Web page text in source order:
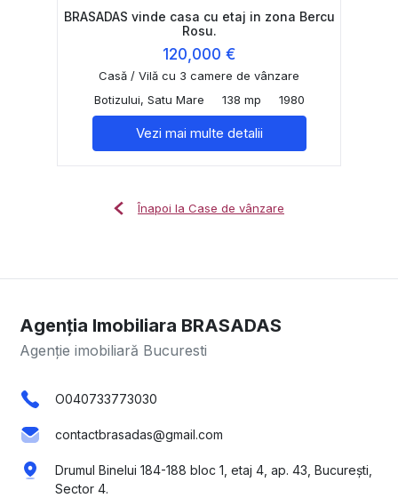
BRASADAS vinde casa cu etaj in zona Bercu
Rosu.
120,000 €
Casă / Vilă cu 3 camere de vânzare
Botizului, Satu Mare
138 mp 1980
Vezi mai multe detalii
Înapoi la Case de vânzare
Agenția Imobiliara BRASADAS
Agenție imobiliară Bucuresti
O040733773030
contactbrasadas@gmail.com
Drumul Binelui 184-188 bloc 1, etaj 4, ap. 43, București,
Sector 4.